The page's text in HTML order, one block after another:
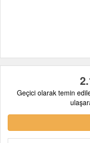
Geçici olarak temin